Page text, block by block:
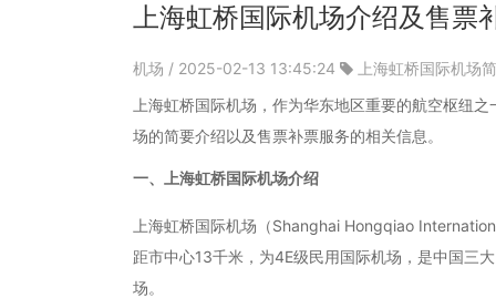
上海虹桥国际机场介绍及售票
机场 / 2025-02-13 13:45:24
上海虹桥国际机场
上海虹桥国际机场，作为华东地区重要的航空枢纽
场的简要介绍以及售票补票服务的相关信息。
一、上海虹桥国际机场介绍
上海虹桥国际机场（Shanghai Hongqiao
距市中心13千米，为4E级民用国际机场，是中国三
场。